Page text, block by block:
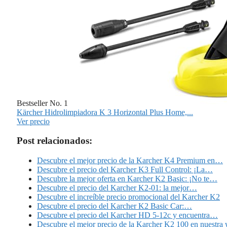
Bestseller No. 1
Kärcher Hidrolimpiadora K 3 Horizontal Plus Home,...
Ver precio
Post relacionados:
Descubre el mejor precio de la Karcher K4 Premium en…
Descubre el precio del Karcher K3 Full Control: ¡La…
Descubre la mejor oferta en Karcher K2 Basic: ¡No te…
Descubre el precio del Karcher K2-01: la mejor…
Descubre el increíble precio promocional del Karcher K2
Descubre el precio del Karcher K2 Basic Car:…
Descubre el precio del Karcher HD 5-12c y encuentra…
Descubre el mejor precio de la Karcher K2 100 en nuestra